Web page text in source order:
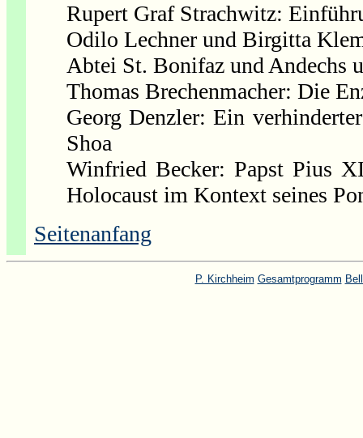
Rupert Graf Strachwitz:
Odilo Lechner und Birgitta
Abtei St. Bonifaz und Andechs
Thomas Brechenmacher: Die
Georg Denzler: Ein
Shoa
Winfried Becker: Papst Pius
Holocaust im Kontext seines
Seitenanfang
P. Kirchheim Gesamtprogramm